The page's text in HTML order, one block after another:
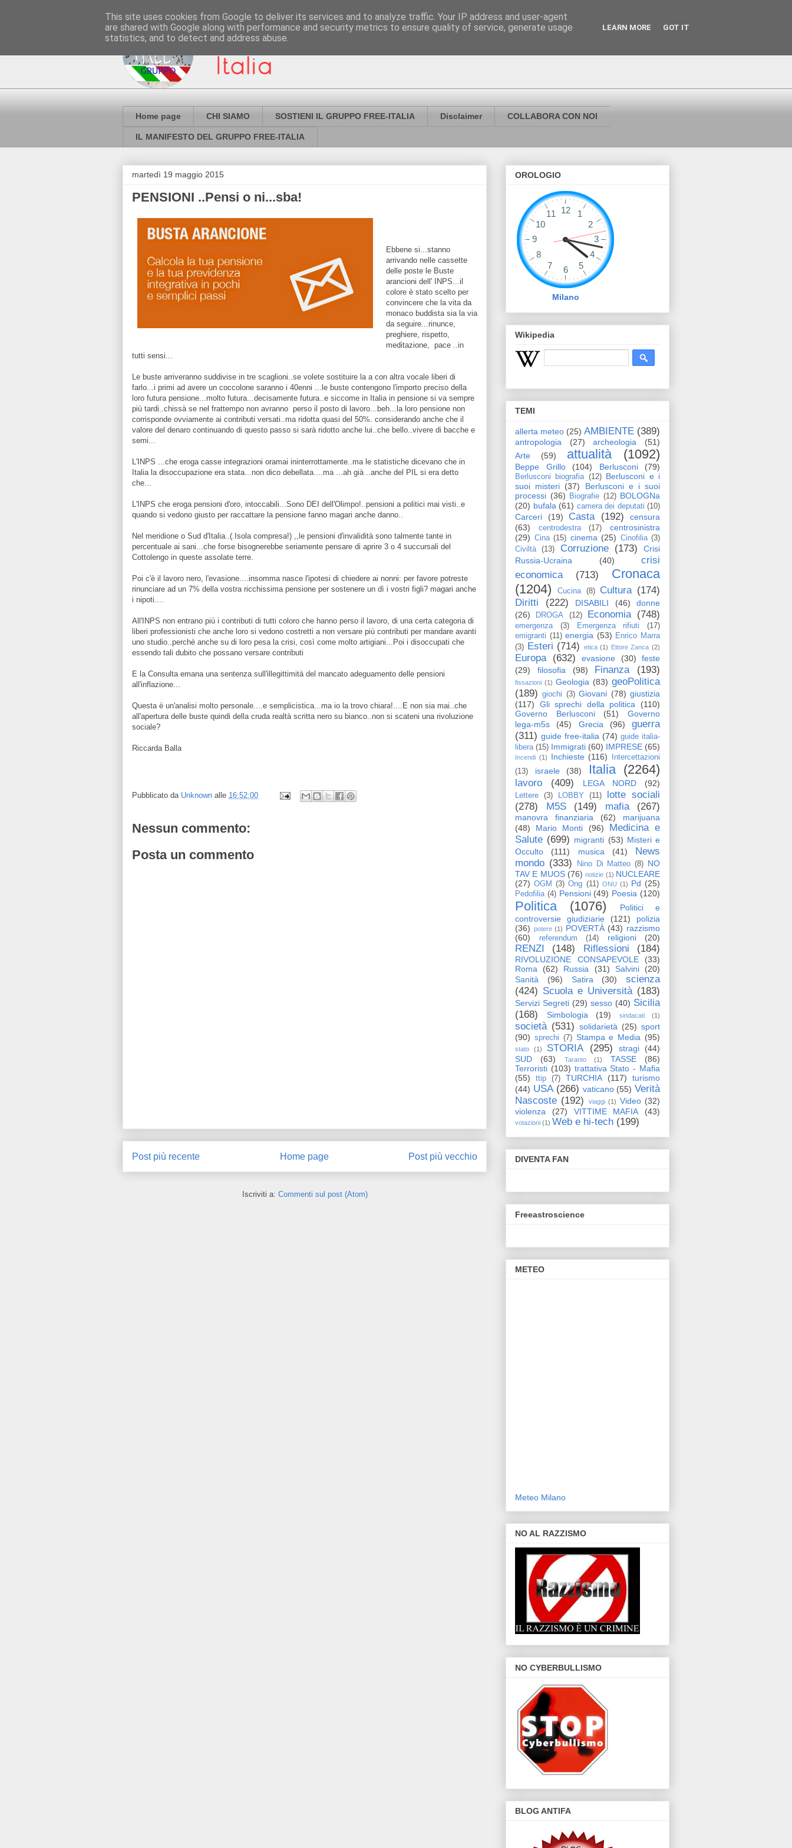
Home page CHI SIAMO SOSTIENI IL GRUPPO FREE-ITALIA Disclaimer COLLABORA CON NOI
IL MANIFESTO DEL GRUPPO FREE-ITALIA
martedì 19 maggio 2015
PENSIONI ..Pensi o ni...sba!
Ebbene si...stanno
arrivando nelle cassette
delle poste le Buste
arancioni dell' INPS...il
colore è stato scelto per
convincere che la vita da
monaco buddista sia la via
da seguire...rinunce,
preghiere, rispetto,
meditazione, pace ..in
tutti sensi...
Le buste arriveranno suddivise in tre scaglioni..se volete sostituire la a con altra vocale liberi di
farlo...i primi ad avere un coccolone saranno i 40enni ...le buste contengono l'importo preciso della
loro futura pensione...molto futura...decisamente futura..e siccome in Italia in pensione si va sempre
più tardi..chissà se nel frattempo non avranno perso il posto di lavoro...beh...la loro pensione non
corrisponde ovviamente ai contributi versati..ma ridotta quasi del 50%. considerando anche che il
valore del denaro continuando di questo passo si sarà ridotto anche lui..che bello..vivere di bacche e
semi...
L'INPS ...che eroga casse integrazioni oramai ininterrottamente..ma le statistiche dicevano che in
Italia la disoccupazione era stata...non dico debellata....ma ...ah già ..anche del PIL si era detto
che...
L'INPS che eroga pensioni d'oro, intoccabili...Sono DEI dell'Olimpo!..pensioni a politici mai visti..e
quando si vedono giusto per raccattare la pensione fanno magari anche danno..
Nel meridione o Sud d'Italia..(.Isola compresa!) ,,le pensioni d'invalidità sono talmente tante in
percentuale ai sani...che forse bisognerebbe seriamente pensare di aprire 3 o 4 succursali del
Cottolengo in queste assolate terre.
Poi c'è il lavoro nero, l'evasione....insomma nasce l'ipotesi di chiedere ai nonni: per favore potreste
rinunciare ad un 7% della vostra ricchissima pensione per sostenere un dì i vostri figli? magari anche
i nipoti....
All'INPS non entrano più i contributi di tutti coloro che hanno perso il lavoro, di una certa categoria di
liberi professionisti che anche loro si vedono costretti a non versare più contributi per mandare avanti
uno studio..perchè anche su di loro pesa la crisi, così come molto artigiani...Poi i disoccupati che
essendo tali dubito che possano versare contributi
E la Consulta emana una sentenza sull'illegittimità del mancato adeguamento delle pensioni
all'inflazione...
Questa è un'analisi molto personale....e semplicistica...ma io la trovo chiara!....E non sia mai..che
all'apertura delle buste quindi della cruda realtà scritta nero su bianco..non si scateni una rivoluzione
sociale?
Riccarda Balla
Pubblicato da Unknown alle 16:52:00
Nessun commento:
Posta un commento
Post più recente Post più vecchio
Home page
Iscriviti a: Commenti sul post (Atom)
OROLOGIO
Milano
Wikipedia
TEMI
allerta meteo (25) AMBIENTE (389)
antropologia (27) archeologia
(51)
Arte
(59) attualità (1092)
Beppe Grillo (104) Berlusconi (79)
Berlusconi biografia (12) Berlusconi e i
suoi misteri (37)
Berlusconi e i suoi
processi (36) Biografie (12) BOLOGNa
(20) bufala (61) camera dei deputati (10)
Carceri (19) Casta (192)
censura
(63)
centrodestra (17)
centrosinistra
(29) Cina (15) cinema (25) Cinofilia (3)
Civiltà
(13) Corruzione (173)
Crisi
Russia-Ucraina
(40)
crisi
economica
(713)
Cronaca
(1204)
Cucina (8) Cultura (174)
Diritti
(222) DISABILI (46)
donne
(26)
DROGA (12) Economia (748)
emergenza (3) Emergenza rifiuti
(17)
emigranti (11) energia (53) Enrico Marra
(3) Esteri (714) etica (1) Ettore Zanca (2)
Europa (632) evasione (30)
feste
(29)
filosofia (98) Finanza (193)
fissazioni (1) Geologia (83) geoPolitica
(189)
giochi (3) Giovani (78) giustizia
(117)
Gli sprechi della politica
(110)
Governo Berlusconi
(51)
Governo
lega-m5s
(45) Grecia (96)
guerra
(311) guide free-italia (74) guide italia-
libera (15) Immigrati (60) IMPRESE (65)
Incendi (1) Inchieste (116)
Intercettazioni
(13)
israele (38) Italia (2264)
lavoro (409) LEGA NORD (92)
Lettere (3) LOBBY (11)
lotte sociali
(278)
M5S (149) mafia (267)
manovra finanziaria (62)
marijuana
(48)
Mario Monti (96)
Medicina e
Salute (699) migranti (53) Misteri e
Occulto
(111) musica (41)
News
mondo (333) Nino Di Matteo (8) NO
TAV E MUOS (76) notizie (1) NUCLEARE
(27) OGM (3) Ong (11) ONU (1) Pd (25)
Pedofilia (4) Pensioni (49) Poesia (120)
Politica (1076)
Politici e
controversie giudiziarie
(121)
polizia
(36) potere (1) POVERTÀ (43) razzismo
(60)
referendum (14) religioni (20)
RENZI (148) Riflessioni (184)
RIVOLUZIONE CONSAPEVOLE
(33)
Roma
(62) Russia (31) Salvini
(20)
Sanità
(96) Satira (30)
scienza
(424) Scuola e Università (183)
Servizi Segreti (29) sesso (40) Sicilia
(168)
Simbologia (19) sindacati (1)
società (531) solidarietà (25) sport
(90) sprechi (7) Stampa e Media (95)
stato (1) STORIA (295) stragi
(44)
SUD
(63) Taranto (1) TASSE
(86)
Terroristi (103) trattativa Stato - Mafia
(55)
ttip (7) TURCHIA (117)
turismo
(44) USA (266) vaticano (55) Verità
Nascoste (192) viaggi (1) Video (32)
violenza
(27) VITTIME MAFIA (43)
votazioni (1) Web e hi-tech (199)
DIVENTA FAN
Freeastroscience
METEO
Meteo Milano
NO AL RAZZISMO
NO CYBERBULLISMO
BLOG ANTIFA
This site uses cookies from Google to deliver its services and to analyze traffic. Your IP address and user-agent
are shared with Google along with performance and security metrics to ensure quality of service, generate usage
statistics, and to detect and address abuse.
LEARN MORE GOT IT